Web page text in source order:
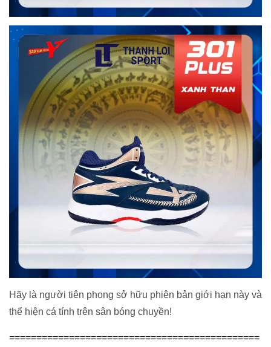
Hãy là người tiên phong sở hữu phiên bản giới hạn này và
thể hiện cá tính trên sân bóng chuyền!
==============================================